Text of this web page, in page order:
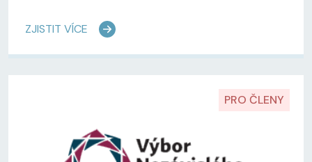
ZJISTIT VÍCE
PRO ČLENY